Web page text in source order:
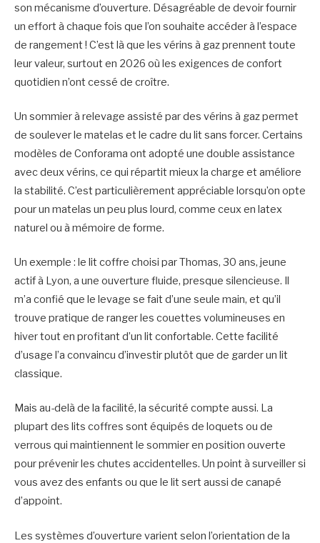
son mécanisme d’ouverture. Désagréable de devoir fournir
un effort à chaque fois que l’on souhaite accéder à l’espace
de rangement ! C’est là que les vérins à gaz prennent toute
leur valeur, surtout en 2026 où les exigences de confort
quotidien n’ont cessé de croître.
Un sommier à relevage assisté par des vérins à gaz permet
de soulever le matelas et le cadre du lit sans forcer. Certains
modèles de Conforama ont adopté une double assistance
avec deux vérins, ce qui répartit mieux la charge et améliore
la stabilité. C’est particulièrement appréciable lorsqu’on opte
pour un matelas un peu plus lourd, comme ceux en latex
naturel ou à mémoire de forme.
Un exemple : le lit coffre choisi par Thomas, 30 ans, jeune
actif à Lyon, a une ouverture fluide, presque silencieuse. Il
m’a confié que le levage se fait d’une seule main, et qu’il
trouve pratique de ranger les couettes volumineuses en
hiver tout en profitant d’un lit confortable. Cette facilité
d’usage l’a convaincu d’investir plutôt que de garder un lit
classique.
Mais au-delà de la facilité, la sécurité compte aussi. La
plupart des lits coffres sont équipés de loquets ou de
verrous qui maintiennent le sommier en position ouverte
pour prévenir les chutes accidentelles. Un point à surveiller si
vous avez des enfants ou que le lit sert aussi de canapé
d’appoint.
Les systèmes d’ouverture varient selon l’orientation de la